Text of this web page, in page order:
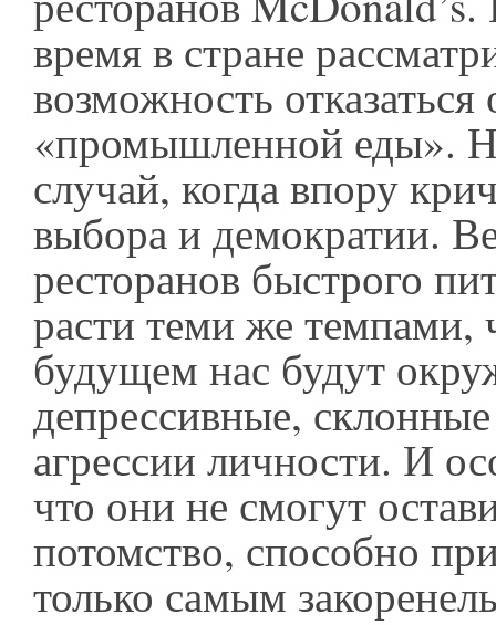
время в стране
возможность отказаться
«промышленной еды».
случай, когда впору
выбора и демократии.
ресторанов быстрого
расти теми же темпами,
будущем нас будут
депрессивные,
агрессии личности. И
что они не смогут
потомство, способно
только самым